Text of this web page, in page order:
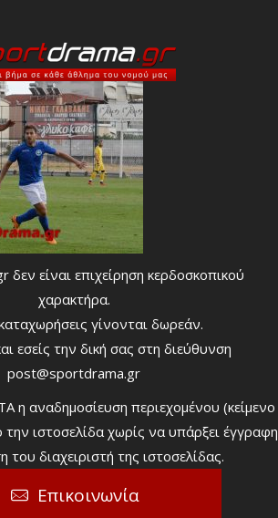
είναι επιχείρηση κερδοσκοπικού
χαρακτήρα.
γίνονται δωρεάν.
εσείς την δική σας στη διεύθυνση
post@sportdrama.gr
αναδημοσίευση περιεχομένου (κείμενο
ιστοσελίδα χωρίς να υπάρξει έγγραφη
του διαχειριστή της ιστοσελίδας.
Επικοινωνία